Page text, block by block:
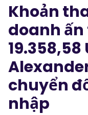
Cổ phiếu
Câu chuyện
Phần thưởng
Công cụ
CÔNG CỤ GIÁO
Blog
Về chúng tôi
Khoản
doanh
19.358,58
chuyển
nhập